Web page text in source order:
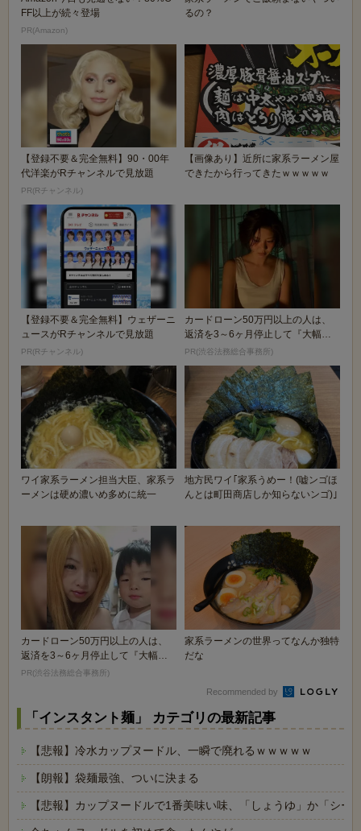
FF以上が続々登場
PR(Amazon)
るの？
【登録不要＆完全無料】90・00年
代洋楽がRチャンネルで見放題
PR(Rチャンネル)
【画像あり】近所に家系ラーメン屋
できたから行ってきたｗｗｗｗｗ
【登録不要＆完全無料】ウェザーニ
ュースがRチャンネルで見放題
PR(Rチャンネル)
カードローン50万円以上の人は、
返済を3～6ヶ月停止して『大幅に
減額してから返済...
PR(渋谷法務総合事務所)
ワイ家系ラーメン担当大臣、家系ラ
ーメンは硬め濃いめ多めに統一
地方民ワイ｢家系うめー！(嘘ンゴほ
んとは町田商店しか知らないンゴ)｣
カードローン50万円以上の人は、
返済を3～6ヶ月停止して『大幅に
減額してから返済...
PR(渋谷法務総合事務所)
家系ラーメンの世界ってなんか独特
だな
Recommended by
「インスタント麺」 カテゴリの最新記事
【悲報】冷水カップヌードル、一瞬で廃れるｗｗｗｗｗ
【朗報】袋麺最強、ついに決まる
【悲報】カップヌードルで1番美味い味、「しょうゆ」か「シ